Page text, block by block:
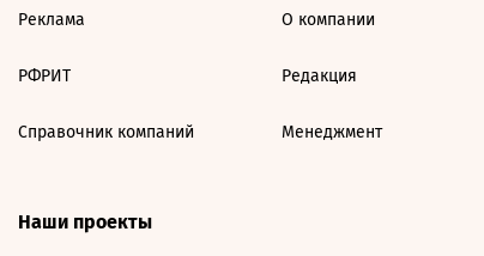
Реклама
РФРИТ
Справочник компаний
О компании
Редакция
Менеджмент
Наши проекты